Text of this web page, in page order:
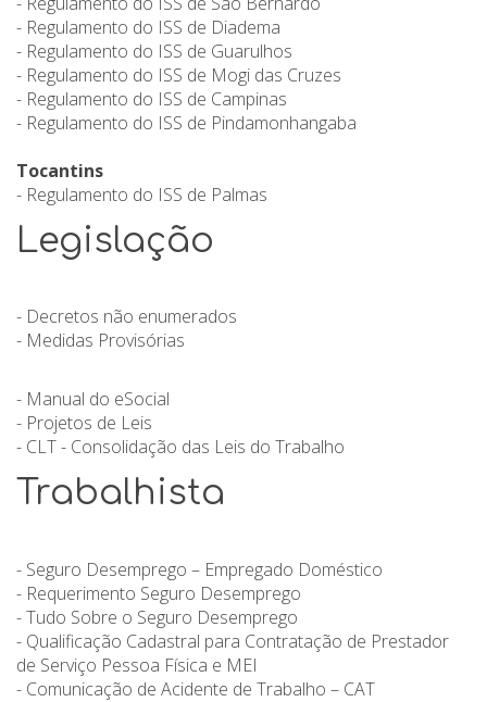
- Regulamento do ISS de Diadema
- Regulamento do ISS de Guarulhos
- Regulamento do ISS de Mogi das Cruzes
- Regulamento do ISS de Campinas
- Regulamento do ISS de Pindamonhangaba
Tocantins
- Regulamento do ISS de Palmas
Legislação
- Decretos não enumerados
- Medidas Provisórias
- Manual do eSocial
- Projetos de Leis
- CLT - Consolidação das Leis do Trabalho
Trabalhista
- Seguro Desemprego – Empregado Doméstico
- Requerimento Seguro Desemprego
- Tudo Sobre o Seguro Desemprego
- Qualificação Cadastral para Contratação de Prestador
de Serviço Pessoa Física e MEI
- Comunicação de Acidente de Trabalho – CAT